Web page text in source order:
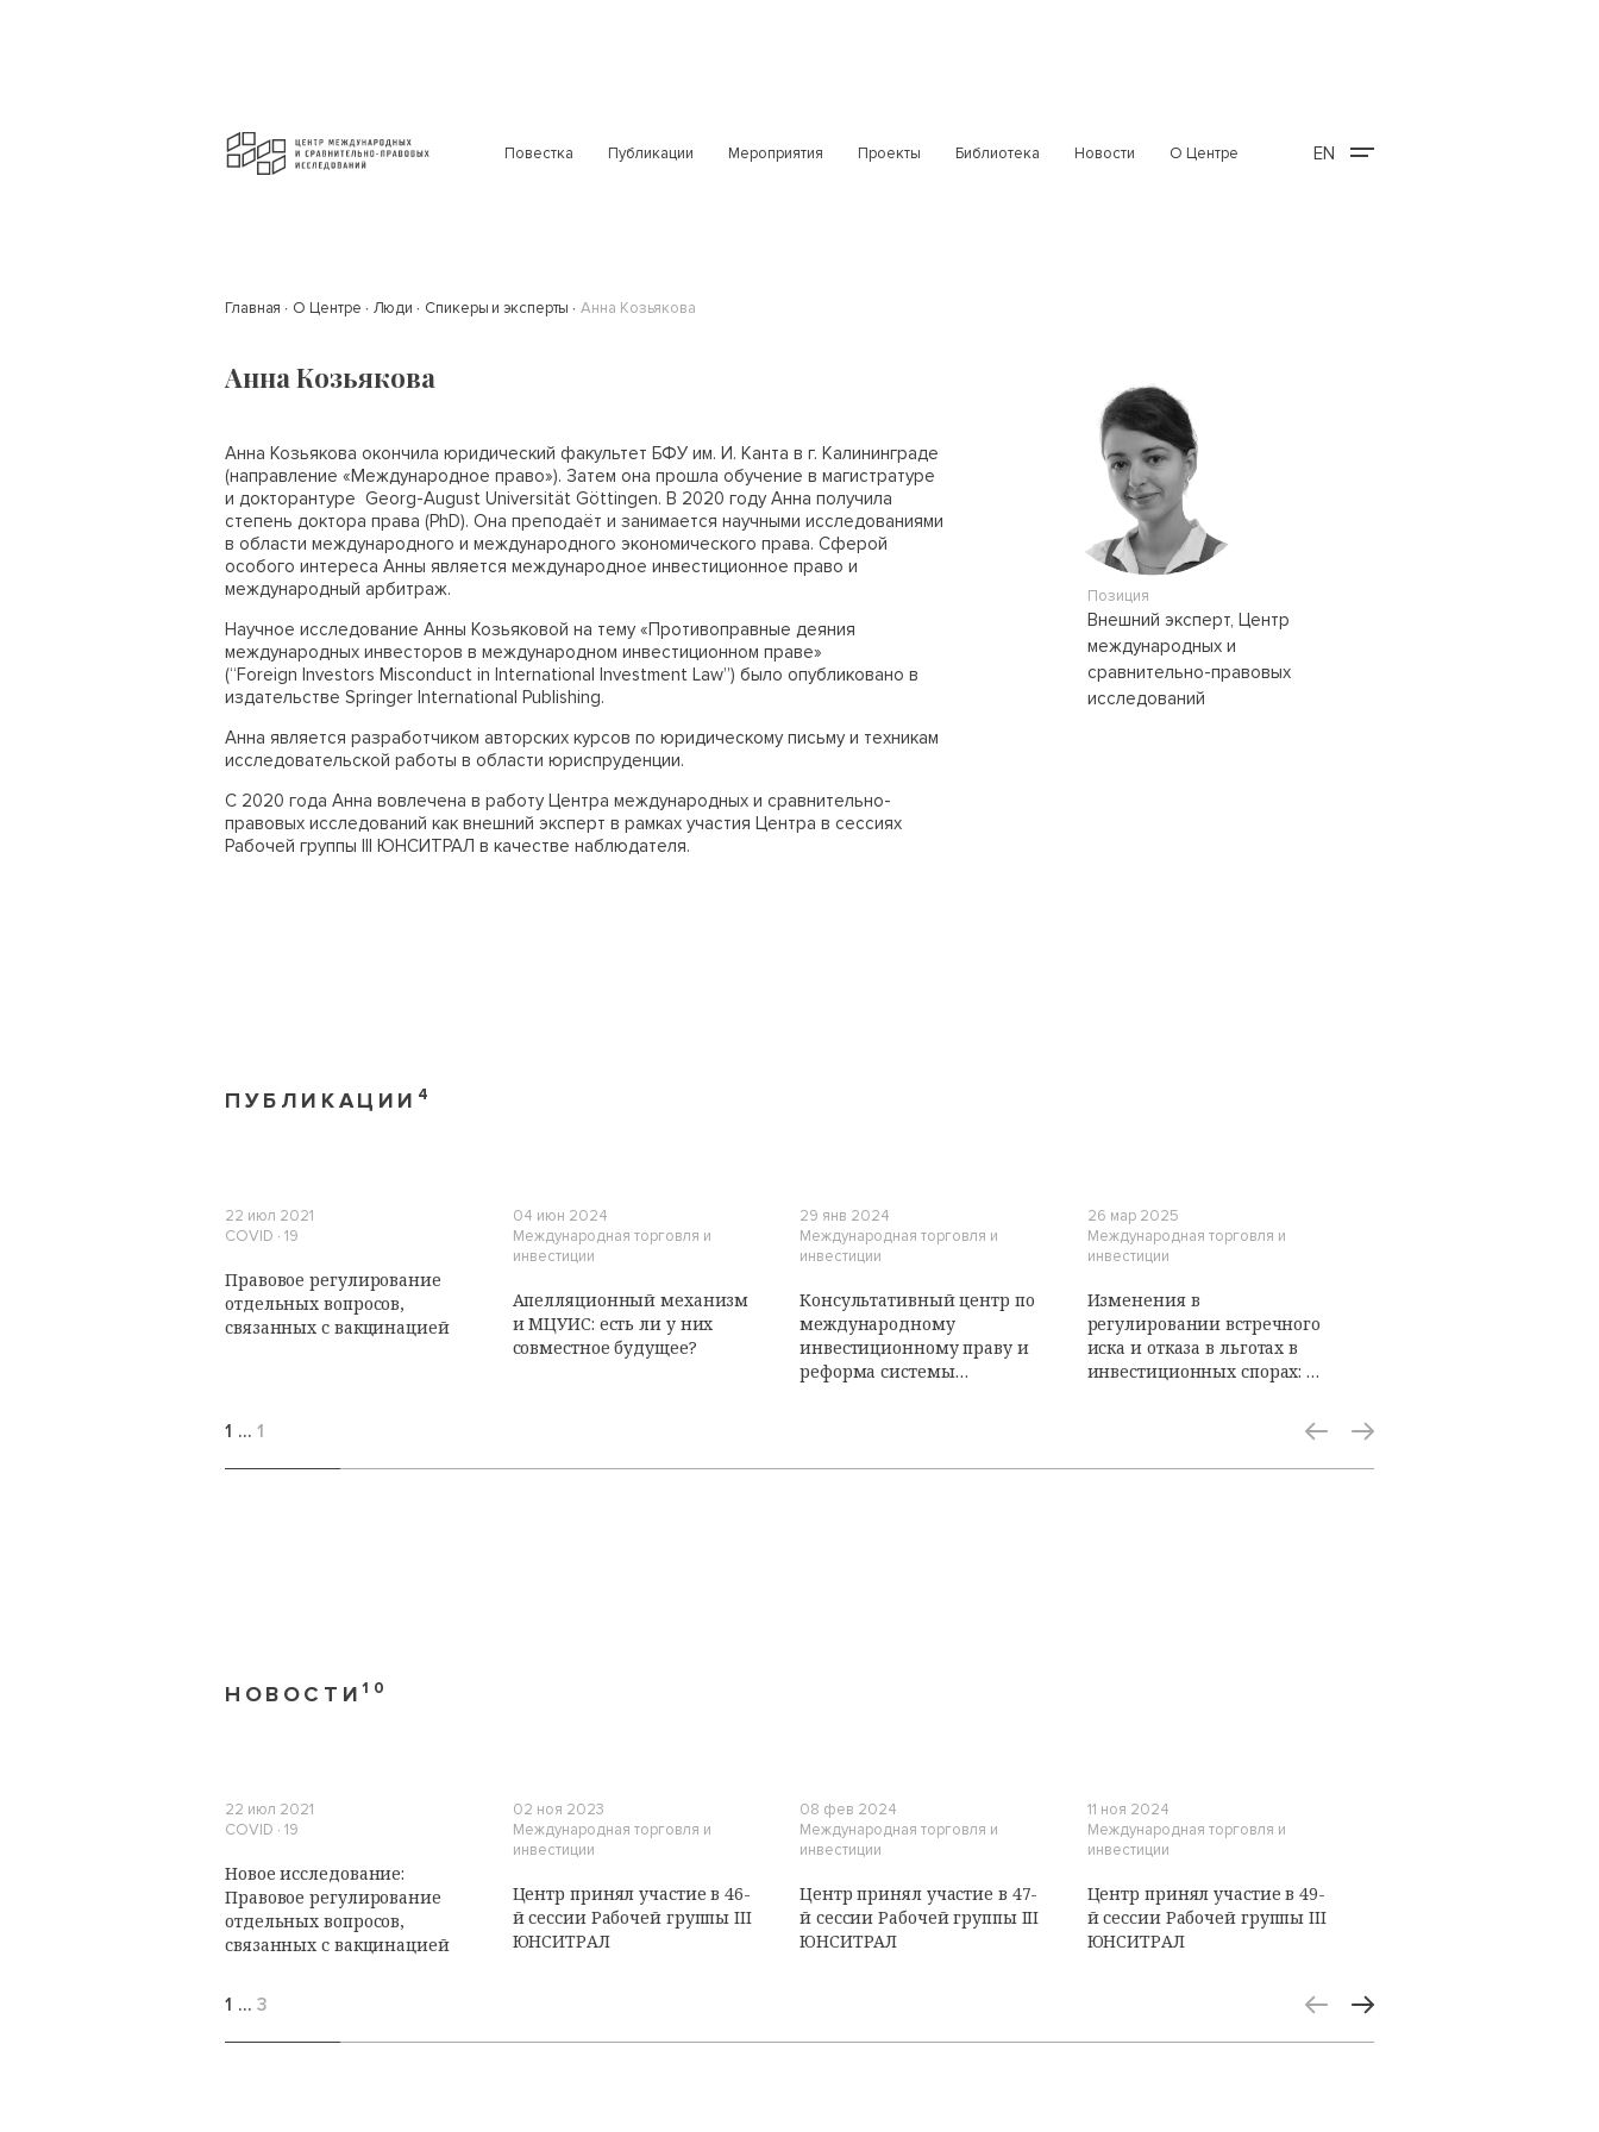
Повестка Публикации Мероприятия Проекты Библиотека Новости О Центре EN
Главная О Центре Люди Спикеры и эксперты Анна Козьякова
Анна Козьякова
Анна Козьякова окончила юридический факультет БФУ им. И. Канта в г. Калининграде
(направление «Международное право»). Затем она прошла обучение в магистратуре
и докторантуре Georg-August Universität Göttingen. В 2020 году Анна получила
степень доктора права (PhD). Она преподаёт и занимается научными исследованиями
в области международного и международного экономического права. Сферой
особого интереса Анны является международное инвестиционное право и
международный арбитраж.
Научное исследование Анны Козьяковой на тему «Противоправные деяния
международных инвесторов в международном инвестиционном праве»
(“Foreign Investors Misconduct in International Investment Law”) было опубликовано в
издательстве Springer International Publishing.
Анна является разработчиком авторских курсов по юридическому письму и техникам
исследовательской работы в области юриспруденции.
С 2020 года Анна вовлечена в работу Центра международных и сравнительно-
правовых исследований как внешний эксперт в рамках участия Центра в сессиях
Рабочей группы III ЮНСИТРАЛ в качестве наблюдателя.
Позиция
Внешний эксперт, Центр
международных и
сравнительно-правовых
исследований
ПУБЛИКАЦИИ 4
22 июл 2021
COVID ∙ 19
Правовое регулирование
отдельных вопросов,
связанных с вакцинацией
04 июн 2024
Международная торговля и
инвестиции
Апелляционный механизм
и МЦУИС: есть ли у них
совместное будущее?
29 янв 2024
Международная торговля и
инвестиции
Консультативный центр по
международному
инвестиционному праву и
реформа системы
государствами
26 мар 2025
Международная торговля и
инвестиции
Изменения в
регулировании встречного
иска и отказа в льготах в
инвестиционных спорах: в
1 … 1
НОВОСТИ10
22 июл 2021
COVID ∙ 19
Новое исследование:
Правовое регулирование
отдельных вопросов,
связанных с вакцинацией
02 ноя 2023
Международная торговля и
инвестиции
Центр принял участие в 46-
й сессии Рабочей группы III
ЮНСИТРАЛ
08 фев 2024
Международная торговля и
инвестиции
Центр принял участие в 47-
й сессии Рабочей группы III
ЮНСИТРАЛ
11 ноя 2024
Международная торговля и
инвестиции
Центр принял участие в 49-
й сессии Рабочей группы III
ЮНСИТРАЛ
1 … 3